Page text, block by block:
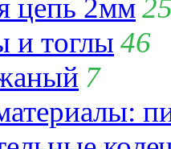
цепь 2мм
и тоглы 46
7